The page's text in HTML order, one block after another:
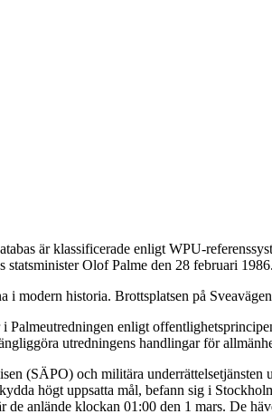
är klassificerade enligt WPU-
Olof Palme den 28 februari 1986.
i modern historia. Brottsplatsen på
Palmeutredningen enligt
utredningens handlingar för
(SÄPO) och militära
högt uppsatta mål, befann sig i
anlände klockan 01:00 den 1 mars. De